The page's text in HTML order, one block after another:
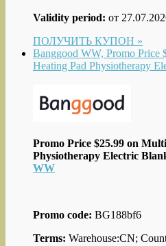
Validity period: от
ПОЛУЧИТЬ КУПОН »
Banggood WW, Promo Price
Heating Pad Physiotherapy
Promo Price $25.99 on
Physiotherapy Electric
WW
Promo code: BG188bf6
Terms: Warehouse:CN;